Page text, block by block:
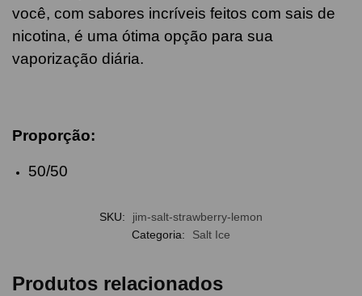
você, com sabores incríveis feitos com sais de
nicotina, é uma ótima opção para sua
vaporização diária.
Proporção:
50/50
SKU:
jim-salt-strawberry-lemon
Categoria:
Salt Ice
Produtos relacionados